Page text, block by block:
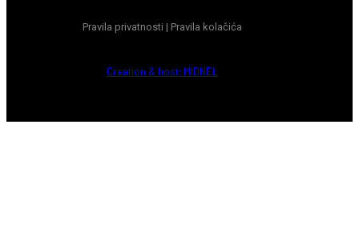
Pravila privatnosti | Pravila kolačića
Creation & host: MIDNEL